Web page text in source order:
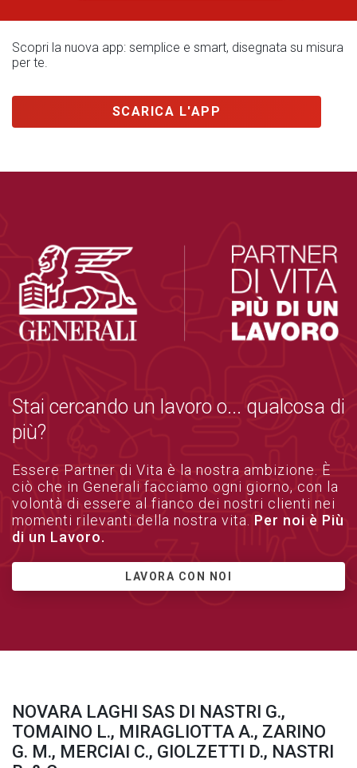
Scopri la nuova app: semplice e smart, disegnata su misura
per te.
SCARICA L'APP
Stai cercando un lavoro o... qualcosa di
più?
Essere Partner di Vita è la nostra ambizione. È
ciò che in Generali facciamo ogni giorno, con la
volontà di essere al fianco dei nostri clienti nei
momenti rilevanti della nostra vita. Per noi è Più
di un Lavoro.
LAVORA CON NOI
NOVARA LAGHI SAS DI NASTRI G.,
TOMAINO L., MIRAGLIOTTA A., ZARINO
G. M., MERCIAI C., GIOLZETTI D., NASTRI